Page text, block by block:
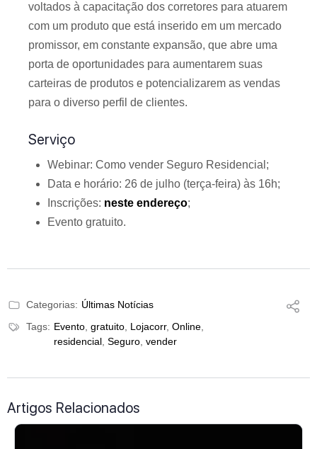
voltados à capacitação dos corretores para atuarem
com um produto que está inserido em um mercado
promissor, em constante expansão, que abre uma
porta de oportunidades para aumentarem suas
carteiras de produtos e potencializarem as vendas
para o diverso perfil de clientes.
Serviço
Webinar: Como vender Seguro Residencial;
Data e horário: 26 de julho (terça-feira) às 16h;
Inscrições: neste endereço;
Evento gratuito.
Categorias: Últimas Notícias
Tags: Evento, gratuito, Lojacorr, Online,
residencial, Seguro, vender
Artigos Relacionados